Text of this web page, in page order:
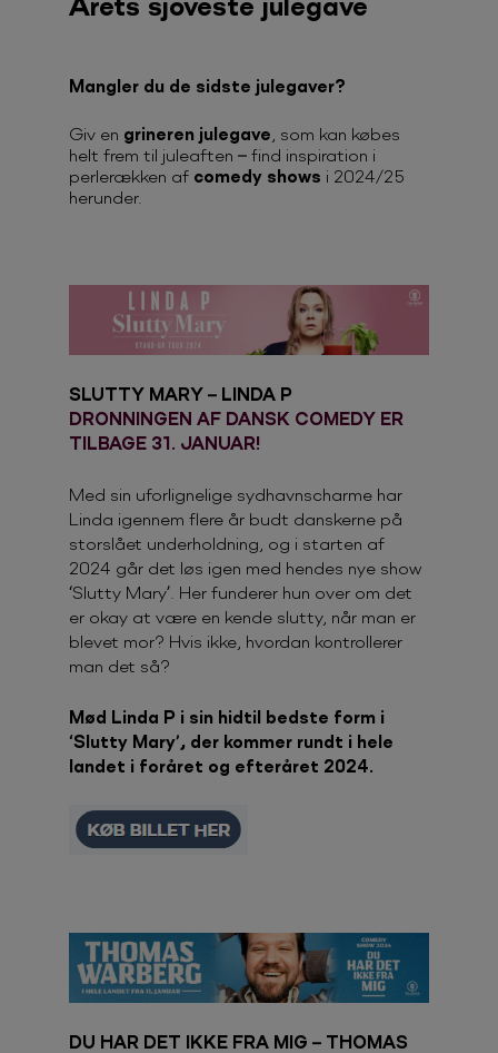
Mangler du de sidste julegaver?
Giv en grineren julegave , som kan købes
helt frem til juleaften – find inspiration i
perlerækken af comedy shows i 2024/25
herunder.
SLUTTY MARY – LINDA P
DRONNINGEN AF DANSK COMEDY ER
TILBAGE 31. JANUAR!
Med sin uforlignelige sydhavnscharme har
Linda igennem flere år budt danskerne på
storslået underholdning, og i starten af
2024 går det løs igen med hendes nye show
‘Slutty Mary’. Her funderer hun over om det
er okay at være en kende slutty, når man er
blevet mor? Hvis ikke, hvordan kontrollerer
man det så?
Mød Linda P i sin hidtil bedste form i
‘Slutty Mary’, der kommer rundt i hele
landet i foråret og efteråret 2024.
DU HAR DET IKKE FRA MIG – THOMAS